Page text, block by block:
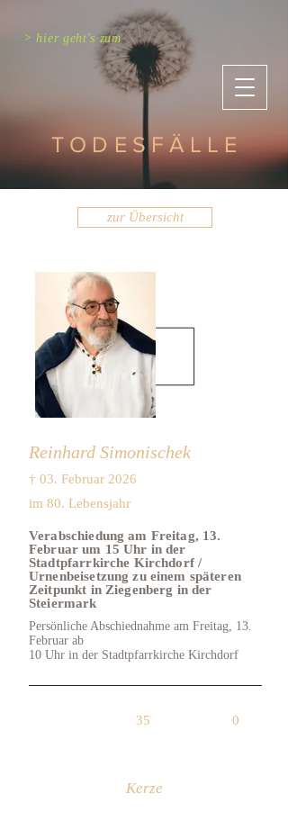
> hier geht's zum
TODESFÄLLE
zur Übersicht
im 80. Lebensjahr
† 03. Februar 2026
Reinhard Simonischek
Verabschiedung am Freitag, 13.
Februar um 15 Uhr in der
Stadtpfarrkirche Kirchdorf /
Urnenbeisetzung zu einem späteren
Zeitpunkt in Ziegenberg in der
Steiermark
Persönliche Abschiednahme am Freitag, 13.
Februar ab
10 Uhr in der Stadtpfarrkirche Kirchdorf
35 0
Kerze